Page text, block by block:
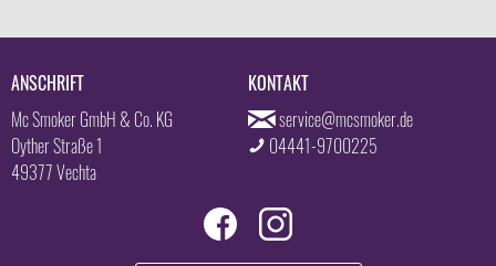
ANSCHRIFT
Mc Smoker GmbH & Co. KG
Oyther Straße 1
49377 Vechta
KONTAKT
service@mcsmoker.de
04441-9700225